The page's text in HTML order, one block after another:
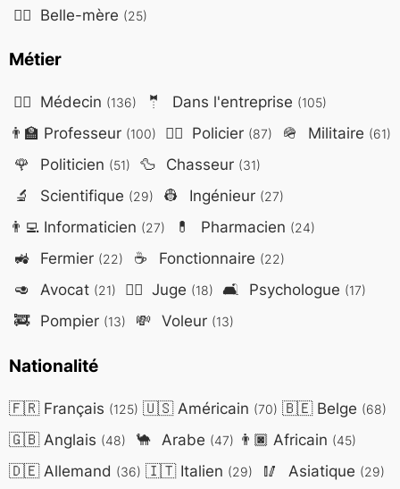
🤷‍♀️ Belle-mère (25)
Métier
👨‍⚕️ Médecin (136) 🤵 Dans l'entreprise (105)
👨‍🏫 Professeur (100) 👮‍♂️ Policier (87) 🪖 Militaire (61)
🌹 Politicien (51) 🦆 Chasseur (31)
🔬 Scientifique (29) 👷 Ingénieur (27)
👨‍💻Informaticien (27) 💊 Pharmacien (24)
🚜 Fermier (22) ☕ Fonctionnaire (22)
🥑 Avocat (21) 👨‍⚖️ Juge (18) 🛋️ Psychologue (17)
🚒 Pompier (13) 💸 Voleur (13)
Nationalité
🇫🇷Français (125) 🇺🇸Américain (70) 🇧🇪Belge (68)
🇬🇧Anglais (48) 🐪 Arabe (47) 👨🏿 Africain (45)
🇩🇪Allemand (36) 🇮🇹Italien (29) 🥢 Asiatique (29)